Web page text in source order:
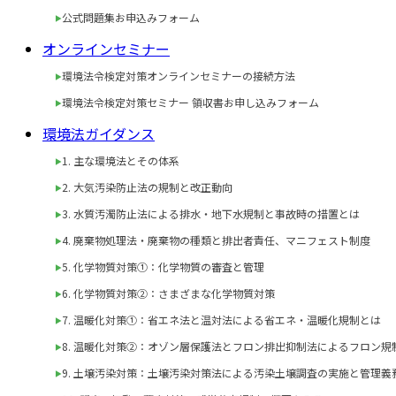
公式問題集お申込みフォーム
オンラインセミナー
環境法令検定対策オンラインセミナーの接続方法
環境法令検定対策セミナー 領収書お申し込みフォーム
環境法ガイダンス
1. 主な環境法とその体系
2. 大気汚染防止法の規制と改正動向
3. 水質汚濁防止法による排水・地下水規制と事故時の措置とは
4. 廃棄物処理法・廃棄物の種類と排出者責任、マニフェスト制度
5. 化学物質対策①：化学物質の審査と管理
6. 化学物質対策②：さまざまな化学物質対策
7. 温暖化対策①：省エネ法と温対法による省エネ・温暖化規制とは
8. 温暖化対策②：オゾン層保護法とフロン排出抑制法によるフロン規
9. 土壌汚染対策：土壌汚染対策法による汚染土壌調査の実施と管理義